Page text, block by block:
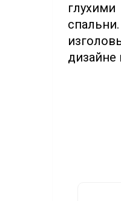
дизайне